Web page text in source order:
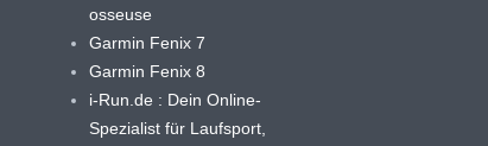
osseuse
Garmin Fenix 7
Garmin Fenix 8
i-Run.de : Dein Online-
Spezialist für Laufsport,